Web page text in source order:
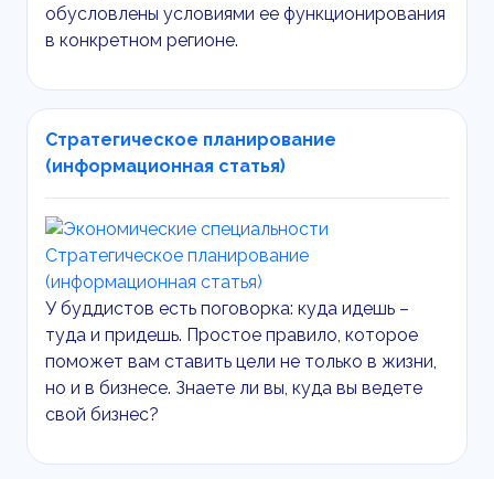
обусловлены условиями ее функционирования
в конкретном регионе.
Стратегическое планирование
(информационная статья)
У буддистов есть поговорка: куда идешь –
туда и придешь. Простое правило, которое
поможет вам ставить цели не только в жизни,
но и в бизнесе. Знаете ли вы, куда вы ведете
свой бизнес?